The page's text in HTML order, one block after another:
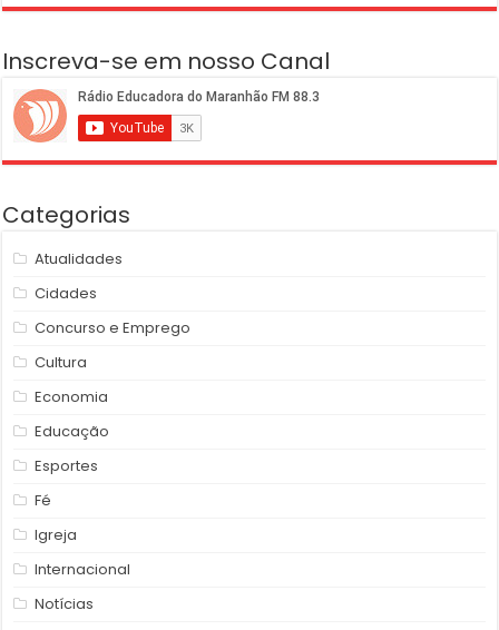
Inscreva-se em nosso Canal
Categorias
Atualidades
Cidades
Concurso e Emprego
Cultura
Economia
Educação
Esportes
Fé
Igreja
Internacional
Notícias